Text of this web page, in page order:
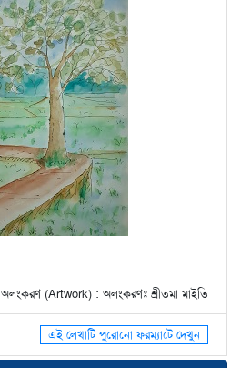
অলংকরণ (Artwork) : অলংকরণঃ শ্রীতমা মাইতি
এই লেখাটি পুরোনো ফরম্যাটে দেখুন